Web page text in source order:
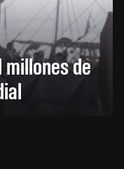
millones de